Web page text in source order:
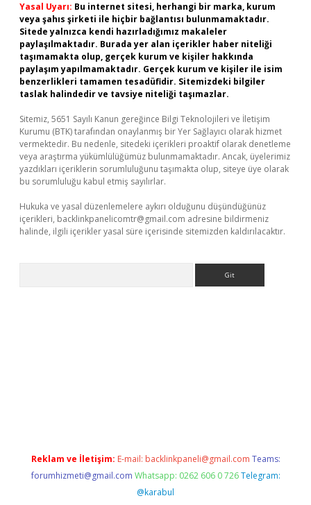
Yasal Uyarı: Bu internet sitesi, herhangi bir marka, kurum
veya şahıs şirketi ile hiçbir bağlantısı bulunmamaktadır.
Sitede yalnızca kendi hazırladığımız makaleler
paylaşılmaktadır. Burada yer alan içerikler haber niteliği
taşımamakta olup, gerçek kurum ve kişiler hakkında
paylaşım yapılmamaktadır. Gerçek kurum ve kişiler ile isim
benzerlikleri tamamen tesadüfidir. Sitemizdeki bilgiler
taslak halindedir ve tavsiye niteliği taşımazlar.
Sitemiz, 5651 Sayılı Kanun gereğince Bilgi Teknolojileri ve İletişim
Kurumu (BTK) tarafından onaylanmış bir Yer Sağlayıcı olarak hizmet
vermektedir. Bu nedenle, sitedeki içerikleri proaktif olarak denetleme
veya araştırma yükümlülüğümüz bulunmamaktadır. Ancak, üyelerimiz
yazdıkları içeriklerin sorumluluğunu taşımakta olup, siteye üye olarak
bu sorumluluğu kabul etmiş sayılırlar.
Hukuka ve yasal düzenlemelere aykırı olduğunu düşündüğünüz
içerikleri, backlinkpanelicomtr@gmail.com adresine bildirmeniz
halinde, ilgili içerikler yasal süre içerisinde sitemizden kaldırılacaktır.
Reklam ve İletişim: E-mail: backlinkpaneli@gmail.com Teams:
forumhizmeti@gmail.com Whatsapp: 0262 606 0 726 Telegram:
@karabul